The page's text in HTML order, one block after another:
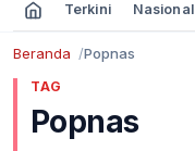
Terkini Nasional
Beranda Popnas
TAG
Popnas